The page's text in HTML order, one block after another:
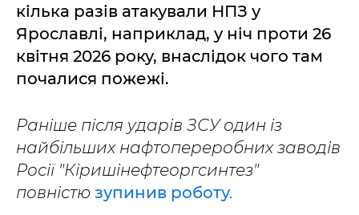
кілька разів атакували НПЗ у
Ярославлі, наприклад, у ніч проти 26
квітня 2026 року, внаслідок чого там
почалися пожежі.
Раніше після ударів ЗСУ один із
найбільших нафтопереробних заводів
Росії "Кіришінефтеоргсинтез"
повністю зупинив роботу.